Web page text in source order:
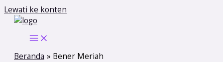
Lewati ke konten
Beranda Bener Meriah